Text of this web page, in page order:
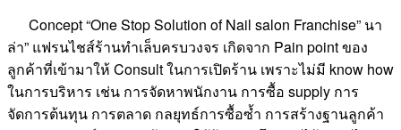
Concept “One Stop Solution of Nail salon Franchise” นา
ล่า” แฟรนไชส์ร้านทำเล็บครบวงจร เกิดจาก Pain point ของ
ลูกค้าที่เข้ามาให้ Consult ในการเปิดร้าน เพราะไม่มี know how
ในการบริหาร เช่น การจัดหาพนักงาน การซื้อ supply การ
จัดการต้นทุน การตลาด กลยุทธ์การซื้อซ้ำ การสร้างฐานลูกค้า